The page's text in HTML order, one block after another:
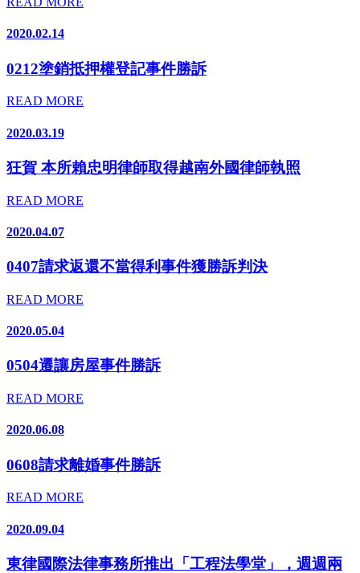
2020.02.14
0212塗銷抵押權登記事件勝訴
READ MORE
2020.03.19
狂賀 本所賴忠明律師取得越南外國律師執照
READ MORE
2020.04.07
0407請求返還不當得利事件獲勝訴判決
READ MORE
2020.05.04
0504遷讓房屋事件勝訴
READ MORE
2020.06.08
0608請求離婚事件勝訴
READ MORE
2020.09.04
東律國際法律事務所推出「工程法學堂」，週週兩